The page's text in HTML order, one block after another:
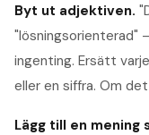
Byt ut adjektiven.
"lösningsorienterad"
ingenting. Ersätt
eller en siffra. Om
Lägg till en mening